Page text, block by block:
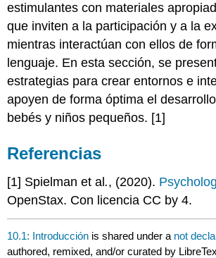
estimulantes con materiales
que inviten a la participación y a la
mientras interactúan con ellos de
lenguaje. En esta sección, se
estrategias para crear entornos e
apoyen de forma óptima el
bebés y niños pequeños. [1]
Referencias
[1] Spielman et al., (2020).
OpenStax. Con licencia CC by 4.
10.1: Introducción is shared under a not
authored, remixed, and/or curated by